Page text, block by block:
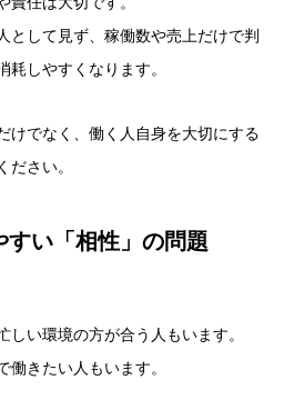
として見ず、稼働数や売上だけで判
しやすくなります。
けでなく、働く人自身を大切にする
さい。
い「相性」の問題
い環境の方が合う人もいます。
きたい人もいます。